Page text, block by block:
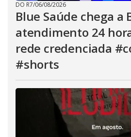
DO R7/06/08/2026
Blue Saúde chega a
atendimento 24
rede credenciada
#shorts